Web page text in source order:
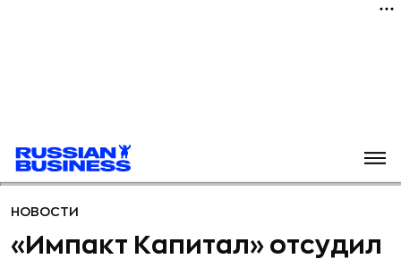
НОВОСТИ
«Импакт Капитал» отсудил